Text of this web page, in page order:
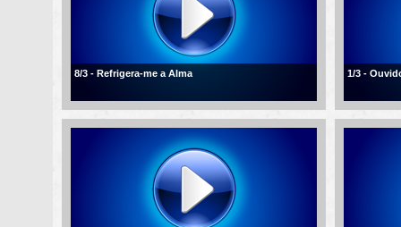
8/3 - Refrigera-me a Alma 1/3 -